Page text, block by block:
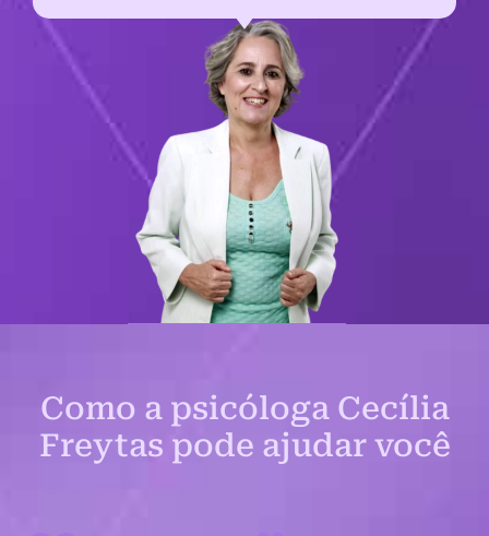
Como a psicóloga Cecília
Freytas pode ajudar você